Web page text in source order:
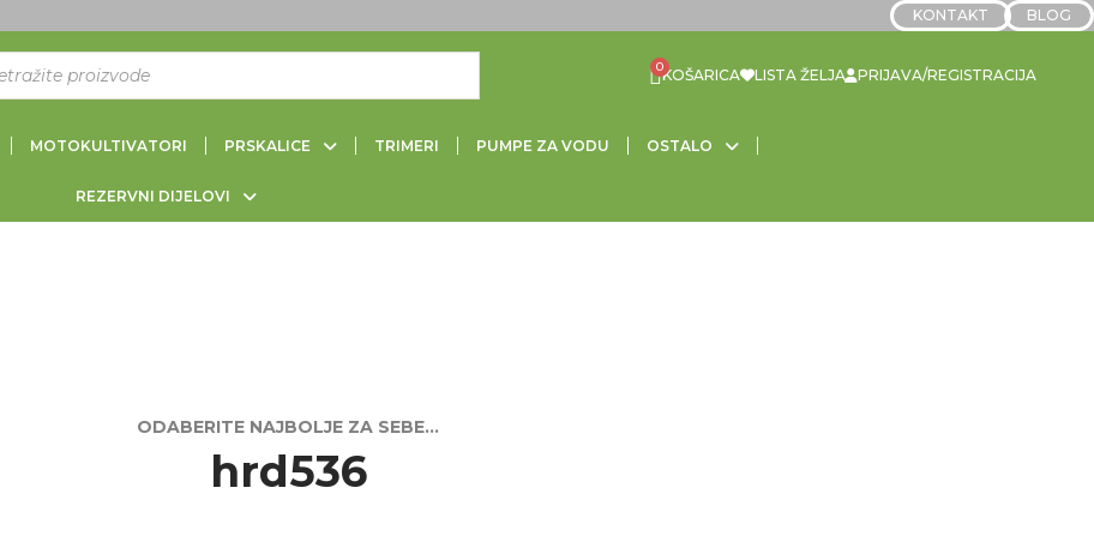
KONTAKT BLOG
LISTA ŽELJA PRIJAVA/REGISTRACIJA
MOTOKULTIVATORI PRSKALICE TRIMERI PUMPE ZA VODU OSTALO
REZERVNI DIJELOVI
hrd536